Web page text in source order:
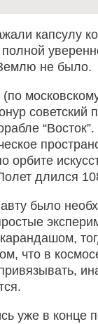
капсулу
не было.
советский
орбите
длился
было
что в
уже в конце